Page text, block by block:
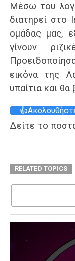
Μέσω του
διατηρεί στο
ομάδας μας,
γίνουν
εικόνα της
υπαίτια και
Δείτε το
RELATED TOPICS